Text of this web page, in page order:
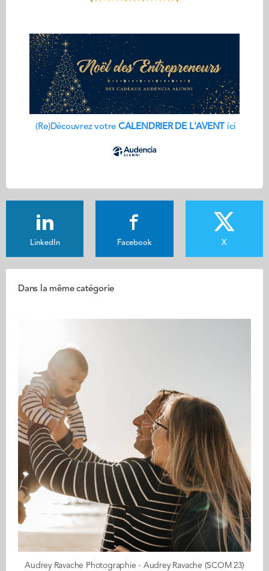
(Re)Découvrez votre CALENDRIER DE L'AVENT ici
LinkedIn Facebook X
Dans la même catégorie
Audrey Ravache Photographie - Audrey Ravache (SCOM 23)